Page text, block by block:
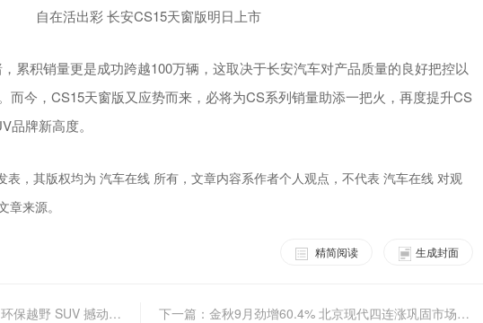
累积销量更是成功跨越100万辆，这取决于长安汽车对产品质量的良好把控以
而今，CS15天窗版又应势而来，必将为CS系列销量助添一把火，再度提升CS
品牌新高度。
表，其版权均为 汽车在线 所有，文章内容系作者个人观点，不代表 汽车在线 对观
来源。
生成封面
精简阅读
上一篇：福特撼路者国五震撼来袭 环保越野 SUV 撼动 20 吨古董飞机 下一篇：金秋9月劲增60.4% 北京现代四连涨巩固市场信心